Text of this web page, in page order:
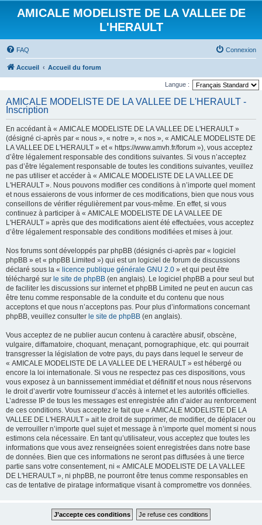
AMICALE MODELISTE DE LA VALLEE DE
L'HERAULT
FAQ Connexion
Accueil Accueil du forum
Langue :
AMICALE MODELISTE DE LA VALLEE DE L'HERAULT -
Inscription
En accédant à « AMICALE MODELISTE DE LA VALLEE DE L'HERAULT »
(désigné ci-après par « nous », « notre », « nos », « AMICALE MODELISTE DE
LA VALLEE DE L'HERAULT » et « https://www.amvh.fr/forum »), vous acceptez
d’être légalement responsable des conditions suivantes. Si vous n’acceptez
pas d’être légalement responsable de toutes les conditions suivantes, veuillez
ne pas utiliser et accéder à « AMICALE MODELISTE DE LA VALLEE DE
L'HERAULT ». Nous pouvons modifier ces conditions à n’importe quel moment
et nous essaierons de vous informer de ces modifications, bien que nous vous
conseillons de vérifier régulièrement par vous-même. En effet, si vous
continuez à participer à « AMICALE MODELISTE DE LA VALLEE DE
L'HERAULT » après que des modifications aient été effectuées, vous acceptez
d’être légalement responsable des conditions modifiées et mises à jour.
Nos forums sont développés par phpBB (désignés ci-après par « logiciel
phpBB » et « phpBB Limited ») qui est un logiciel de forum de discussions
déclaré sous la « licence publique générale GNU 2.0 » et qui peut être
téléchargé sur le site de phpBB (en anglais). Le logiciel phpBB a pour seul but
de faciliter les discussions sur internet et phpBB Limited ne peut en aucun cas
être tenu comme responsable de la conduite et du contenu que nous
acceptons et que nous n’acceptons pas. Pour plus d’informations concernant
phpBB, veuillez consulter le site de phpBB (en anglais).
Vous acceptez de ne publier aucun contenu à caractère abusif, obscène,
vulgaire, diffamatoire, choquant, menaçant, pornographique, etc. qui pourrait
transgresser la législation de votre pays, du pays dans lequel le serveur de
« AMICALE MODELISTE DE LA VALLEE DE L'HERAULT » est hébergé ou
encore la loi internationale. Si vous ne respectez pas ces dispositions, vous
vous exposez à un bannissement immédiat et définitif et nous nous réservons
le droit d’avertir votre fournisseur d’accès à internet et les autorités officielles.
L’adresse IP de tous les messages est enregistrée afin d’aider au renforcement
de ces conditions. Vous acceptez le fait que « AMICALE MODELISTE DE LA
VALLEE DE L'HERAULT » ait le droit de supprimer, de modifier, de déplacer ou
de verrouiller n’importe quel sujet et message à n’importe quel moment si nous
estimons cela nécessaire. En tant qu’utilisateur, vous acceptez que toutes les
informations que vous avez renseignées soient enregistrées dans notre base
de données. Bien que ces informations ne seront pas diffusées à une tierce
partie sans votre consentement, ni « AMICALE MODELISTE DE LA VALLEE
DE L'HERAULT », ni phpBB, ne pourront être tenus comme responsables en
cas de tentative de piratage informatique visant à compromettre vos données.